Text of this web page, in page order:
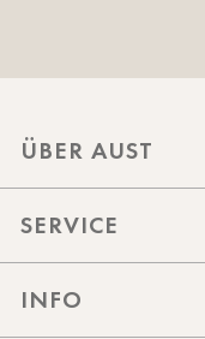
ÜBER AUST
SERVICE
INFO